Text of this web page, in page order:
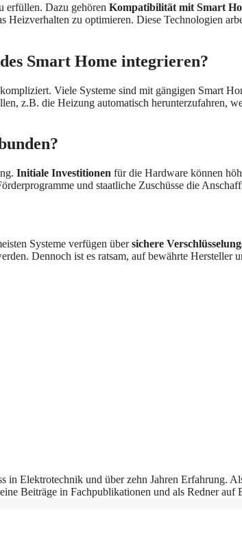
erfüllen. Dazu gehören Kompatibilität mit Smart
Heizverhalten zu optimieren. Diese Technologien
Smart Home integrieren?
Viele Systeme sind mit gängigen Smart
z.B. die Heizung automatisch herunterzufahren,
Initiale Investitionen für die Hardware können
und staatliche Zuschüsse die
Systeme verfügen übersichere
Dennoch ist es ratsam, auf bewährte
Elektrotechnik und über zehn Jahren Erfahrung.
Beiträge in Fachpublikationen und als Redner auf